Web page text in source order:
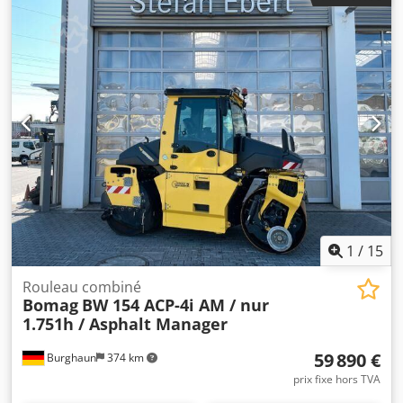
l’état constaté lors de la visite État : d’occasion
1 / 15
Burghaun 374 km
Rouleau combiné
Bomag BW 154 ACP-4i AM / nur
1.751h / Asphalt Manager
59 890 €
prix fixe hors TVA